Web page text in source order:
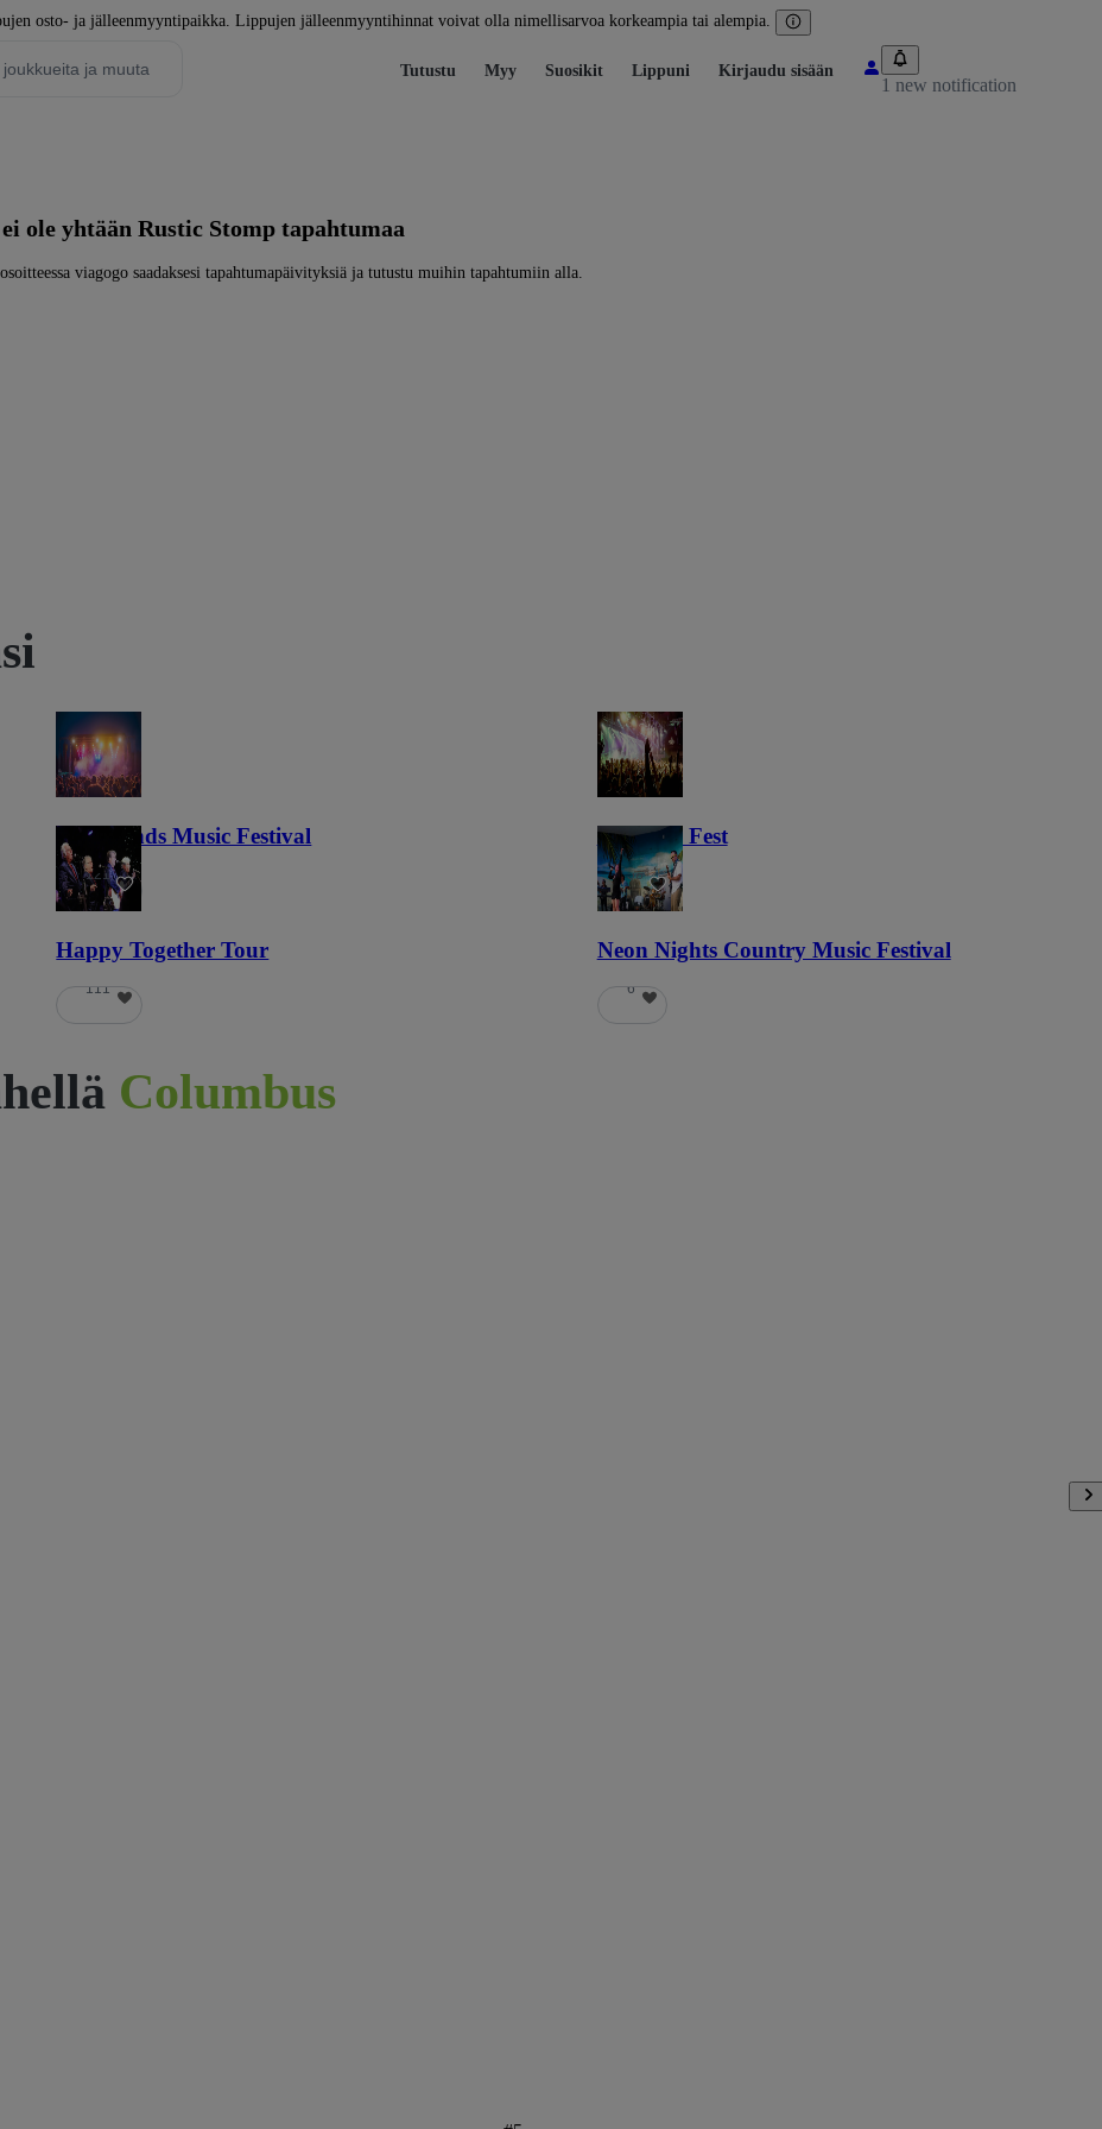
osto- ja jälleenmyyntipaikka. Lippujen jälleenmyyntihinnat voivat olla nimellisarvoa korkeampia tai alempia.
Tutustu Myy Suosikit Lippuni Kirjaudu sisään
1 new notification
ole yhtään Rustic Stomp tapahtumaa
viagogo saadaksesi tapahtumapäivityksiä ja tutustu muihin tapahtumiin alla.
Lost Lands Music Festival
121
Haunted Fest
58
Happy Together Tour
111
Neon Nights Country Music Festival
6
Columbus